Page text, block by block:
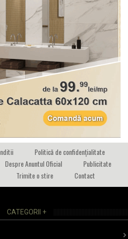
Politică de confidențialitate
Despre Anuntul Oficial
Publicitate
Trimite o stire Contact
CATEGORII +